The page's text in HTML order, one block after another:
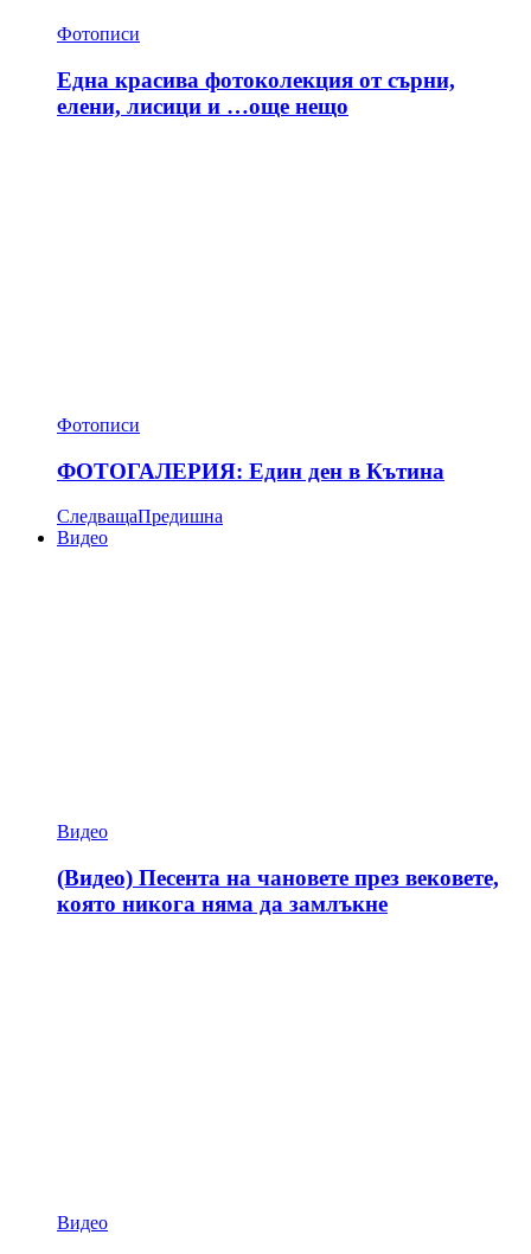
Фотописи
Една красива фотоколекция от сърни,
елени, лисици и …още нещо
Фотописи
ФОТОГАЛЕРИЯ: Един ден в Кътина
СледващаПредишна
Видео
Видео
(Видео) Песента на чановете през вековете,
която никога няма да замлъкне
Видео